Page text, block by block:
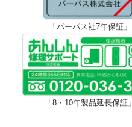
「パーパス社7年保証」
「8・10年製品延長保証」